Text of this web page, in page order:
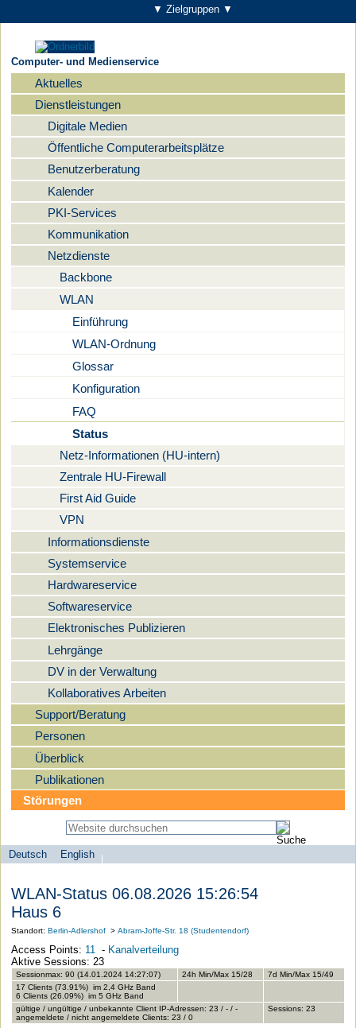
▼ Zielgruppen ▼
Computer- und Medienservice
Navigation
Aktuelles
Dienstleistungen
Digitale Medien
Öffentliche Computerarbeitsplätze
Benutzerberatung
Kalender
PKI-Services
Kommunikation
Netzdienste
Backbone
WLAN
Einführung
WLAN-Ordnung
Glossar
Konfiguration
FAQ
Status
Netz-Informationen (HU-intern)
Zentrale HU-Firewall
First Aid Guide
VPN
Informationsdienste
Systemservice
Hardwareservice
Softwareservice
Elektronisches Publizieren
Lehrgänge
DV in der Verwaltung
Kollaboratives Arbeiten
Support/Beratung
Personen
Überblick
Publikationen
Störungen
Sprachauswahl
Deutsch
English
search-menu
Universität
zu
Berlin
-
Computer-
und
Medienservice
WLAN-Status 06.08.2026 15:26:54
Haus 6
Standort: Berlin-Adlershof> Abram-Joffe-Str. 18 (Studentendorf)
Access Points: 11 - Kanalverteilung
Aktive Sessions: 23
Sessionmax: 90 (14.01.2024 14:27:07) 24h Min/Max 15/28
7d Min/Max 15/49
17 Clients (73.91%) im 2,4 GHz Band
6 Clients (26.09%) im 5 GHz Band
gültige / ungültige / unbekannte Client IP-Adressen: 23 / - / -
angemeldete / nicht angemeldete Clients: 23 / 0
Sessions: 23